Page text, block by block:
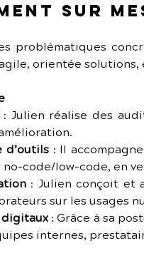
sur
problématiques
orientée
Julien réalise des
d’outils : Il
code/low-code, en
: Julien conçoit et
sur les usages
: Grâce à sa
internes,